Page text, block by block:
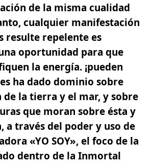
de la misma cualidad
cualquier manifestación
resulte repelente es
oportunidad para que
la energía. ¡pueden
ha dado dominio sobre
de la tierra y el mar, y sobre
que moran sobre ésta y
, a través del poder y uso de
«YO SOY», el foco de la
dentro de la Inmortal